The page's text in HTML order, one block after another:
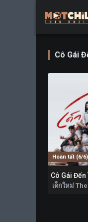
Cô Gái
Hoàn tất (6/6)